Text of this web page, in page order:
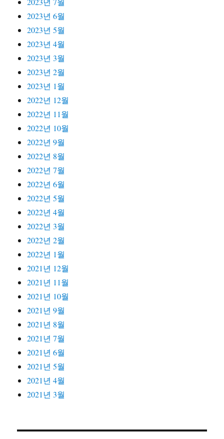
2023년 6월
2023년 5월
2023년 4월
2023년 3월
2023년 2월
2023년 1월
2022년 12월
2022년 11월
2022년 10월
2022년 9월
2022년 8월
2022년 7월
2022년 6월
2022년 5월
2022년 4월
2022년 3월
2022년 2월
2022년 1월
2021년 12월
2021년 11월
2021년 10월
2021년 9월
2021년 8월
2021년 7월
2021년 6월
2021년 5월
2021년 4월
2021년 3월